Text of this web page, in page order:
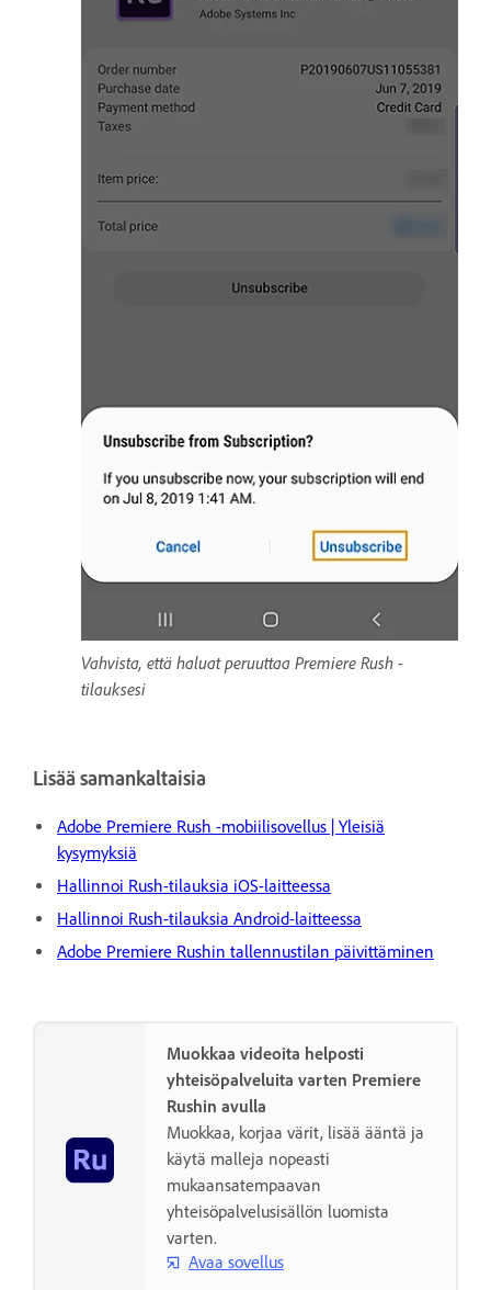
Vahvista, että haluat peruuttaa Premiere Rush -
tilauksesi
Lisää samankaltaisia
Adobe Premiere Rush -mobiilisovellus | Yleisiä
kysymyksiä
Hallinnoi Rush-tilauksia iOS-laitteessa
Hallinnoi Rush-tilauksia Android-laitteessa
Adobe Premiere Rushin tallennustilan päivittäminen
Muokkaa videoita helposti
yhteisöpalveluita varten Premiere
Rushin avulla
Muokkaa, korjaa värit, lisää ääntä ja
käytä malleja nopeasti
mukaansatempaavan
yhteisöpalvelusisällön luomista
varten.
Avaa sovellus